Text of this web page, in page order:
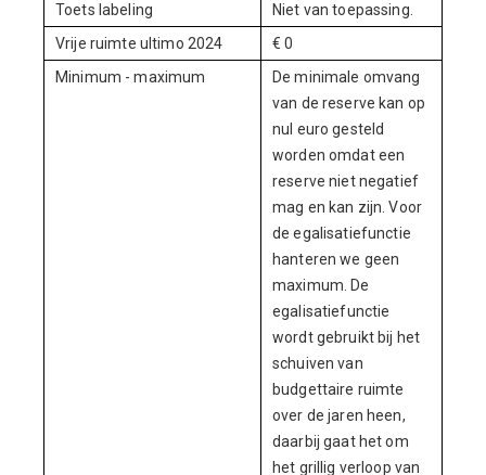
Toets labeling
Niet van toepassing.
Vrije ruimte ultimo 2024
€ 0
Minimum - maximum
De minimale omvang
van de reserve kan op
nul euro gesteld
worden omdat een
reserve niet negatief
mag en kan zijn. Voor
de egalisatiefunctie
hanteren we geen
maximum. De
egalisatiefunctie
wordt gebruikt bij het
schuiven van
budgettaire ruimte
over de jaren heen,
daarbij gaat het om
het grillig verloop van